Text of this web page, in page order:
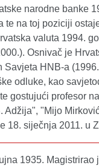
narodne banke
te na toj poziciji
valuta 1994.
Osnivač je
HNB-a
odluke, kao
gostujući profesor
"Mijo
18. siječnja 2011. u
1935.